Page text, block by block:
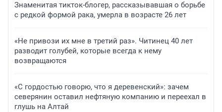
Знаменитая тикток-блогер, рассказывавшая о борьбе
с редкой формой рака, умерла в возрасте 26 лет
«Не привози их мне в третий раз». Читинец 40 лет
разводит голубей, которые всегда к нему
возвращаются
«С гордостью говорю, что я деревенский»: зачем
северянин оставил нефтяную компанию и переехал в
глушь на Алтай